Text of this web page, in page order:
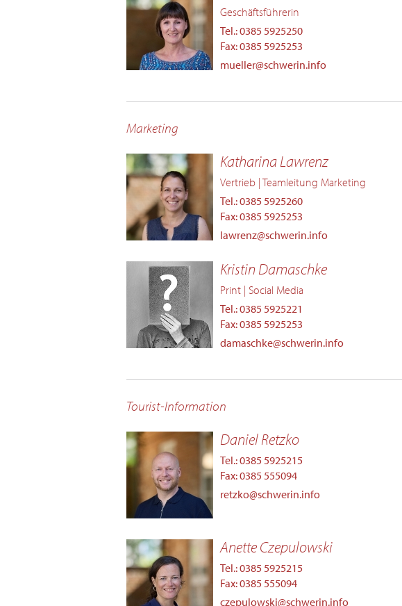
Geschäftsführerin
Tel.: 0385 5925250
Fax: 0385 5925253
mueller@schwerin.info
Marketing
Katharina Lawrenz
Vertrieb | Teamleitung Marketing
Tel.: 0385 5925260
Fax: 0385 5925253
lawrenz@schwerin.info
Kristin Damaschke
Print | Social Media
Tel.: 0385 5925221
Fax: 0385 5925253
damaschke@schwerin.info
Tourist-Information
Daniel Retzko
Tel.: 0385 5925215
Fax: 0385 555094
retzko@schwerin.info
Anette Czepulowski
Tel.: 0385 5925215
Fax: 0385 555094
czepulowski@schwerin.info